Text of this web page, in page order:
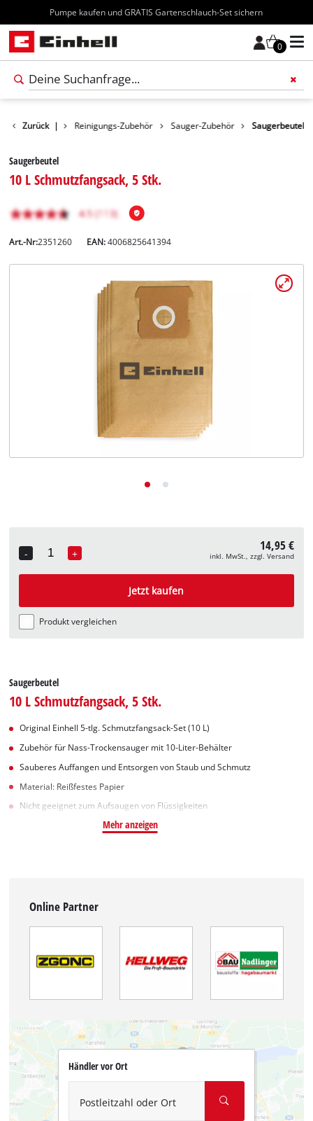
Kostenloser Versand ab 70€
0
Zurück |
Zubehör Reinigungs-Zubehör Sauger-Zubehör Saugerbeutel
Saugerbeutel
10 L Schmutzfangsack, 5 Stk.
Art.-Nr:2351260 EAN:4006825641394
-
Quantity
+ 14,95 €
inkl. MwSt., zzgl. Versand
Jetzt kaufen
Produkt vergleichen
Saugerbeutel
10 L Schmutzfangsack, 5 Stk.
Original Einhell 5-tlg. Schmutzfangsack-Set (10 L)
Zubehör für Nass-Trockensauger mit 10-Liter-Behälter
Sauberes Auffangen und Entsorgen von Staub und Schmutz
Material: Reißfestes Papier
Nicht geeignet zum Aufsaugen von Flüssigkeiten
Mehr anzeigen
Online Partner
Händler vor Ort
Postleitzahl oder Ort